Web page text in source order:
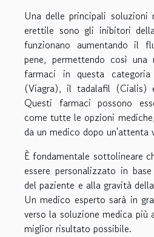
Una delle principali soluzioni
erettile sono gli inibitori
funzionano aumentando il
pene, permettendo così
farmaci in questa
(Viagra), il tadalafil (Cialis)
Questi farmaci possono
come tutte le opzioni
da un medico dopo un'attenta
È fondamentale sottolineare
essere personalizzato in
del paziente e alla gravità
Un medico esperto sarà in
verso la soluzione medica più
miglior risultato possibile.